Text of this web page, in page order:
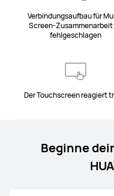
Verbindungsaufbau für
Screen-
fehlgeschlagen
Der Touchscreen reagiert
Beginne